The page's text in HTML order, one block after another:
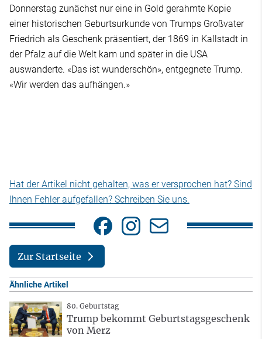
Donnerstag zunächst nur eine in Gold gerahmte Kopie
einer historischen Geburtsurkunde von Trumps Großvater
Friedrich als Geschenk präsentiert, der 1869 in Kallstadt in
der Pfalz auf die Welt kam und später in die USA
auswanderte. «Das ist wunderschön», entgegnete Trump.
«Wir werden das aufhängen.»
Hat der Artikel nicht gehalten, was er versprochen hat? Sind
Ihnen Fehler aufgefallen? Schreiben Sie uns.
Zur Startseite
Ähnliche Artikel
80. Geburtstag
Trump bekommt Geburtstagsgeschenk
von Merz